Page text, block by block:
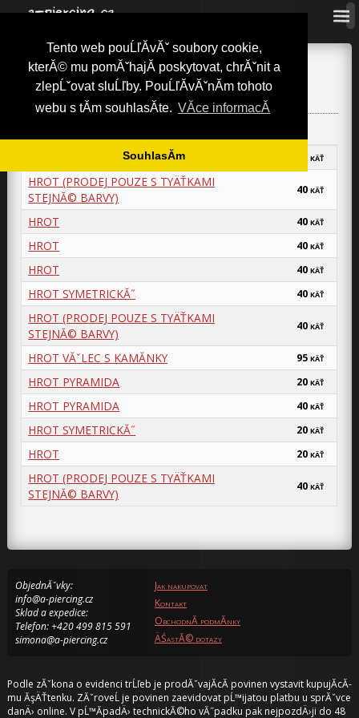
Tento web pouĹľĂ­vĂˇ soubory cookie,
kterĂ© mu pomĂˇhajĂ­ poskytovat, chrĂˇnit a
zlepĹˇovat sluĹľby. PouĹľĂ­vĂˇnĂ­m tohoto
webu s tĂ­m souhlasĂ­te. VĂ­ce informacĂ­
SouhlasĂ­m
a-piercing.cz NĂˇhradnĂ­ dĂ­ly Hroty (kov) 1,2mm
1,2MM
KÄŤ
HROT (PRODEJ POUZE S TYÄŤKAMI
STEJNĂ© BARVY)
40 KÄŤ
HROT 40 KÄŤ
HROT 40 KÄŤ
HROT 40 KÄŤ
HROT SYMETRICKĂ˝ 40 KÄŤ
HROT (PRODEJ POUZE S TYÄŤKAMI
STEJNĂ© BARVY)
40 KÄŤ
HROT VĂˇLEC S KAMĂ­NKY 95 KÄŤ
HROT PYRAMIDA 20 KÄŤ
HROT PYRAMIDA 40 KÄŤ
HROT SYMETRICKĂ˝ 20 KÄŤ
HROT 20 KÄŤ
HROT (PRODEJ POUZE S TYÄŤKAMI
STEJNĂ© BARVY)
40 KÄŤ
ObjednĂˇvky:
info@a-piercing.cz
Sklad a expedice:
Telefon: +420 499 815 591
simona@a-piercing.cz
Jak nakupovat
Kontakt
ObchodnĂ­ podmĂ­nky
ÄŚastĂ© dotazy
Podle zĂˇkona o evidenci trĹľeb je prodĂˇvajĂ­cĂ­ povinen vystavit kupujĂ­cĂ­
mu ĂşÄŤtenku. ZĂˇroveĹ je povinen zaevidovat pĹ™ijatou platbu u sprĂˇvce
danÄ› online. V pĹ™Ă­padÄ› technickĂ©ho vĂ˝padku pak nejpozdÄ›ji do 48